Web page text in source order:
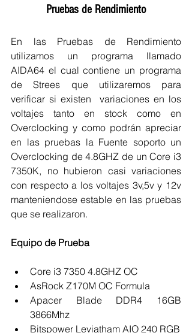
Pruebas de Rendimiento
En las Pruebas de Rendimiento
utilizamos un programa llamado
AIDA64 el cual contiene un programa
de Strees que utilizaremos para
verificar si existen  variaciones en los
voltajes tanto en stock como en
Overclocking y como podrán apreciar
en las pruebas la Fuente soporto un
Overclocking de 4.8GHZ de un Core i3
7350K, no hubieron casi variaciones
con respecto a los voltajes 3v,5v y 12v
manteniendose estable en las pruebas
que se realizaron.
Equipo de Prueba
Core i3 7350 4.8GHZ OC
AsRock Z170M OC Formula
Apacer Blade DDR4 16GB
3866Mhz